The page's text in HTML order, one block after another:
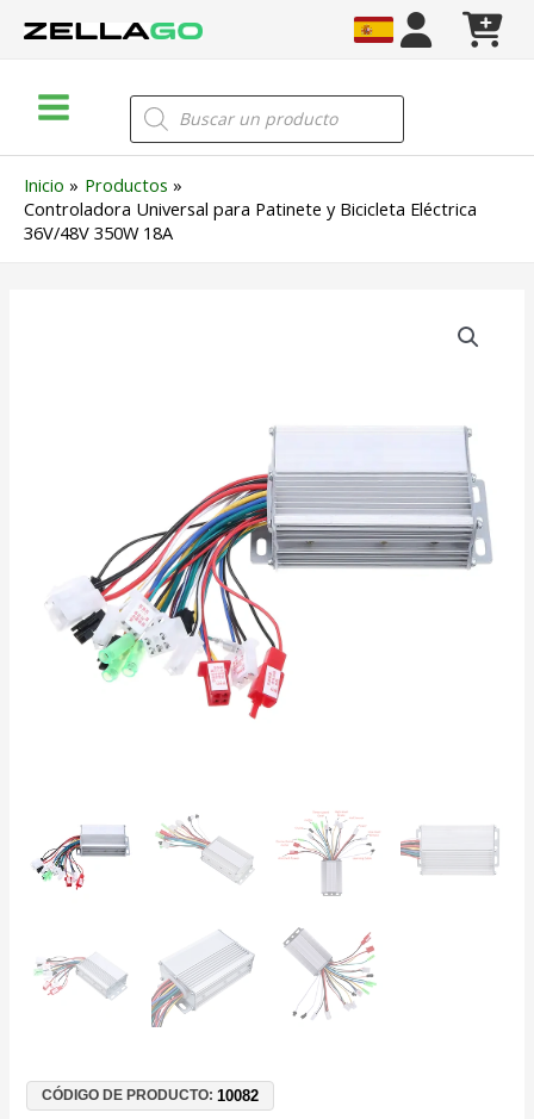
Menu
Búsqueda
de
productos
Inicio
Productos
Controladora Universal para Patinete y Bicicleta Eléctrica
36V/48V 350W 18A
CÓDIGO DE PRODUCTO:10082
cantidad